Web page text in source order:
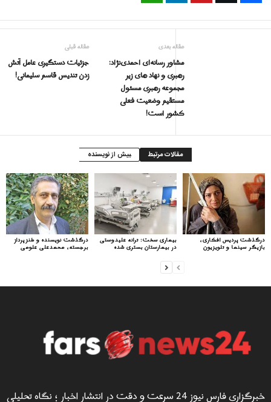
مقاله قبلی
جزئیات دستگیری عامل آتش
زدن تندیس قاسم سلیمانی!
مقاله بعدی
مشاور رسانه‌ای احمدی‌نژاد:
رهبری و نهاد های زیر
مجموعه رهبری مسئول
مستقیم وضعیت فعلی
کشور است!
مقالات مرتبط بیش از نویسنده
درگذشت نویسنده و طنزپرداز
برجسته، محمدعلی علومی
بیماری سخت: ترانه علیدوستی
در بیمارستان بستری شده
درگذشت پردیس افکاری،
بازیگر سینما و تلویزیون
خبرگزاری فارس نیوز 24 سرعت و دقت در انتشار اخبار ؛ نگاه تحلیلی